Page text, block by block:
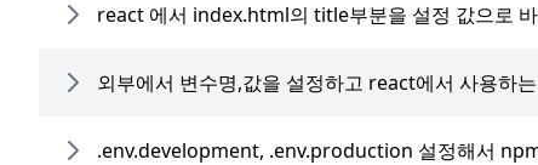
react 에서 index.html의 title부분을 설정 값으로
외부에서 변수명,값을 설정하고 react에서 사용하
.env.development, .env.production 설정해서